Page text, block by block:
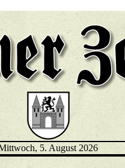
5. August 2026